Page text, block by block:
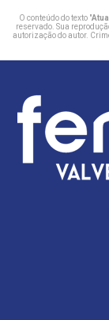
O conteúdo do texto "
reservado. Sua
autorização do autor.